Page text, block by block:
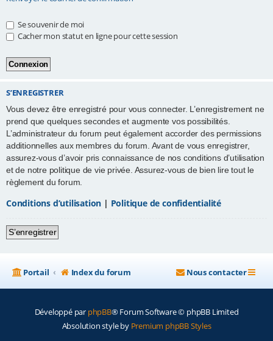
Se souvenir de moi
Cacher mon statut en ligne pour cette session
S’ENREGISTRER
Vous devez être enregistré pour vous connecter. L’enregistrement ne
prend que quelques secondes et augmente vos possibilités.
L’administrateur du forum peut également accorder des permissions
additionnelles aux membres du forum. Avant de vous enregistrer,
assurez-vous d’avoir pris connaissance de nos conditions d’utilisation
et de notre politique de vie privée. Assurez-vous de bien lire tout le
règlement du forum.
Conditions d’utilisation | Politique de confidentialité
S’enregistrer
Portail Index du forum Nous contacter
Développé par phpBB® Forum Software © phpBB Limited
Absolution style by Premium phpBB Styles